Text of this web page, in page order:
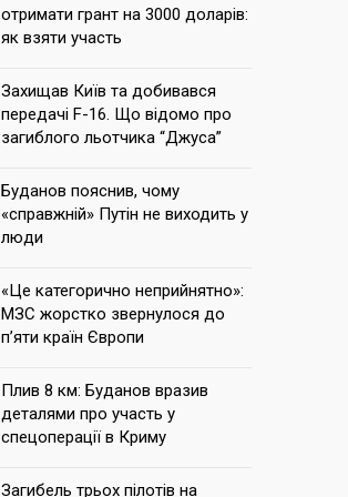
отримати грант на 3000 доларів:
як взяти участь
Захищав Київ та добивався
передачі F-16. Що відомо про
загиблого льотчика “Джуса”
Буданов пояснив, чому
«справжній» Путін не виходить у
люди
«Це категорично неприйнятно»:
МЗС жорстко звернулося до
п’яти країн Європи
Плив 8 км: Буданов вразив
деталями про участь у
спецоперації в Криму
Загибель трьох пілотів на